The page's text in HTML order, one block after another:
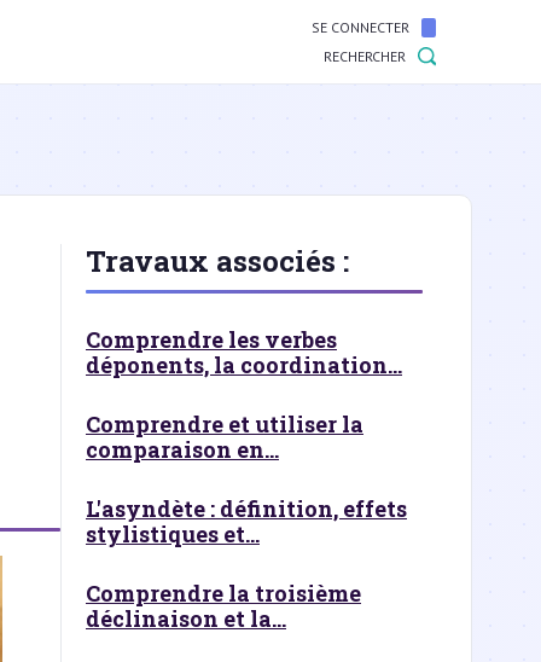
SE CONNECTER
RECHERCHER
Travaux associés :
Comprendre les verbes
déponents, la coordination...
Comprendre et utiliser la
comparaison en...
L'asyndète : définition, effets
stylistiques et...
Comprendre la troisième
déclinaison et la...